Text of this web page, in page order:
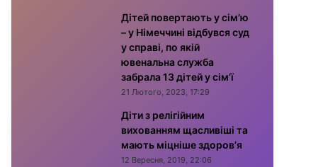
Дітей повертають у сім’ю
– у Німеччині відбувся суд
у справі, по якій
ювенальна служба
забрала 13 дітей у сім’ї
21 Лютого, 2023, 17:29
Діти з релігійним
вихованням щасливіші та
мають міцніше здоров’я
12 Вересня, 2019, 22:06